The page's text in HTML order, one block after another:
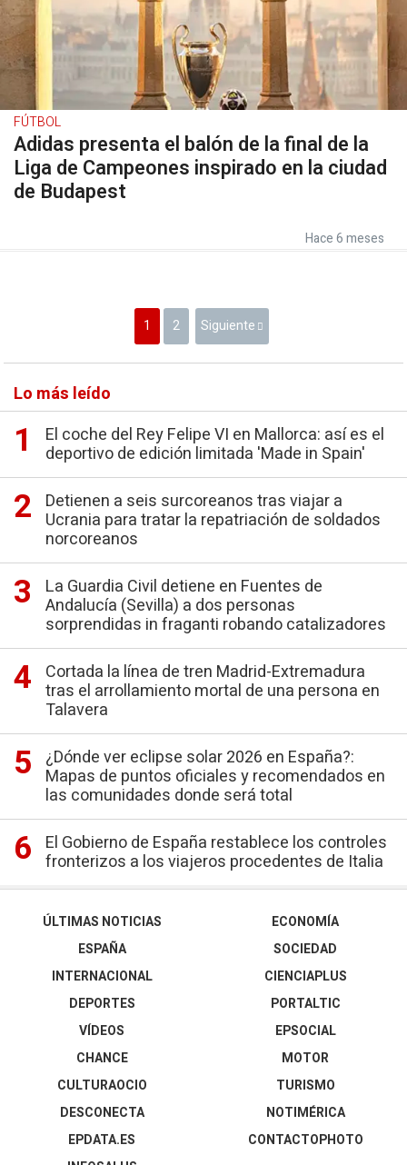
FÚTBOL
Adidas presenta el balón de la final de la
Liga de Campeones inspirado en la ciudad
de Budapest
Hace 6 meses
1 2 Siguiente
Lo más leído
El coche del Rey Felipe VI en Mallorca: así es el
deportivo de edición limitada 'Made in Spain'
Detienen a seis surcoreanos tras viajar a
Ucrania para tratar la repatriación de soldados
norcoreanos
La Guardia Civil detiene en Fuentes de
Andalucía (Sevilla) a dos personas
sorprendidas in fraganti robando catalizadores
Cortada la línea de tren Madrid-Extremadura
tras el arrollamiento mortal de una persona en
Talavera
¿Dónde ver eclipse solar 2026 en España?:
Mapas de puntos oficiales y recomendados en
las comunidades donde será total
El Gobierno de España restablece los controles
fronterizos a los viajeros procedentes de Italia
ÚLTIMAS NOTICIAS
ESPAÑA
INTERNACIONAL
DEPORTES
VÍDEOS
ECONOMÍA
SOCIEDAD
CIENCIAPLUS
PORTALTIC
EPSOCIAL
CHANCE
CULTURAOCIO
DESCONECTA
EPDATA.ES
MOTOR
TURISMO
NOTIMÉRICA
CONTACTOPHOTO